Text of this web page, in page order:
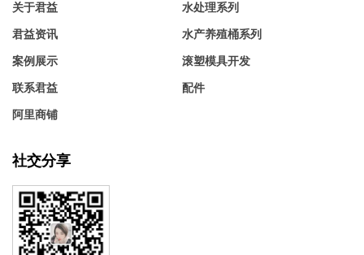
关于君益
君益资讯
案例展示
联系君益
阿里商铺
水处理系列
水产养殖桶系列
滚塑模具开发
配件
社交分享